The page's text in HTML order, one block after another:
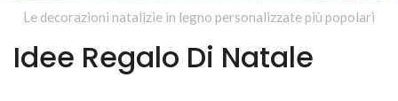
Le decorazioni natalizie in legno personalizzate più popolari
Idee Regalo Di Natale